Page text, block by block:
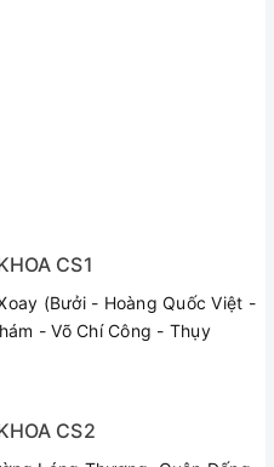
CS1
(Bưởi - Hoàng Quốc Việt -
- Võ Chí Công - Thụy
CS2